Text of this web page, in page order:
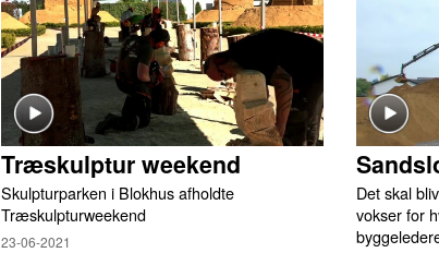
Træskulptur weekend
Skulpturparken i Blokhus afholdte
Træskulpturweekend
23-06-2021
Det skal
vokser for